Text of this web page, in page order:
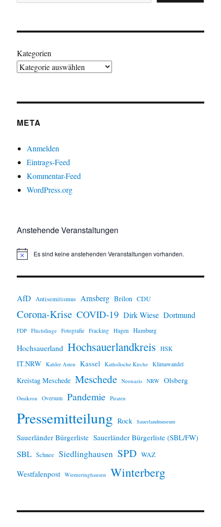
Kategorien
META
Anmelden
Eintrags-Feed
Kommentar-Feed
WordPress.org
Anstehende Veranstaltungen
H
w
s
Es sind keine anstehenden Veranstaltungen vorhanden.
AfD Antisemitismus Arnsberg Brilon CDU
Corona-Krise COVID-19 Dirk Wiese Dortmund
FDP Flüchtlinge Fotografie Fracking Hagen Hamburg
Hochsauerland Hochsauerlandkreis HSK
IT.NRW Kahler Asten Kassel Katholische Kirche Klimawandel
Kreistag Meschede Meschede Neonazis NRW Olsberg
Omikron Oversum Pandemie Piraten
Pressemitteilung Rock Sauerlandmuseum
Sauerländer Bürgerliste Sauerländer Bürgerliste (SBL/FW)
SBL Schnee Siedlinghausen SPD WAZ
Westfalenpost Wiemeringhausen Winterberg